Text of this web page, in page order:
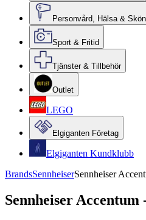
Personvård, Hälsa &
Sport & Fritid
Tjänster & Tillbehör
Outlet
LEGO
Elgiganten Företag
Elgiganten Kundklubb
BrandsSennheiserSennheiser
Sennheiser